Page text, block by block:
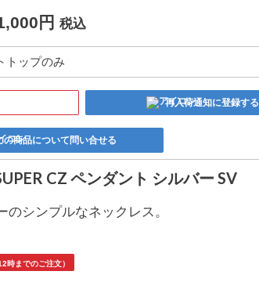
円 税込
トップのみ
再入荷通知に登録する
の商品について問い合せる
CZ ペンダント シルバー SV
のシンプルなネックレス。
時までのご注文）